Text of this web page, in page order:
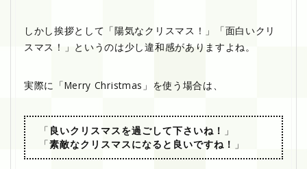
しかし挨拶として「陽気なクリスマス！」「面白いクリ
スマス！」というのは少し違和感がありますよね。
実際に「Merry Christmas」を使う場合は、
「 良いクリスマスを過ごして下さいね！ 」
「素敵なクリスマスになると良いですね！ 」